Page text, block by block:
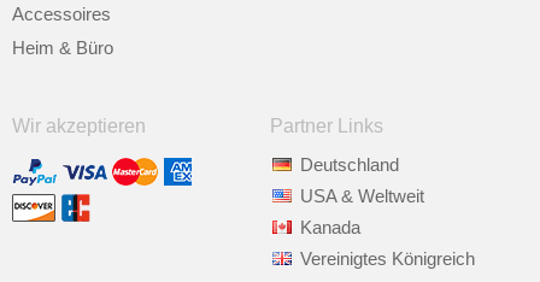
Accessoires
Heim & Büro
Wir akzeptieren
Partner Links
Deutschland
USA & Weltweit
Kanada
Vereinigtes Königreich